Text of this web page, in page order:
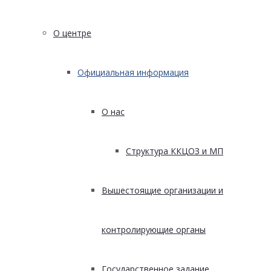
О центре
Официальная информация
О нас
Структура ККЦОЗ и МП
Вышестоящие организации и
контролирующие органы